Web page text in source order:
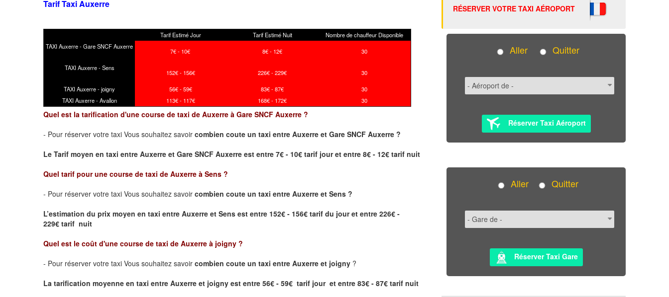
Tarif Taxi Auxerre
Tarif Estimé Jour Tarif Estimé Nuit
Nombre de chauffeur Disponible
TAXI Auxerre - Gare SNCF Auxerre
7€ - 10€ 8€ - 12€ 30
TAXI Auxerre - Sens
152€ - 156€ 226€ - 229€ 30
TAXI Auxerre - joigny 56€ - 59€ 83€ - 87€
30
TAXI Auxerre - Avallon
113€ - 117€ 168€ - 172€ 30
Quel est la tarification d'une course de taxi de Auxerre à Gare SNCF Auxerre ?
- Pour réserver votre taxi Vous souhaitez savoir combien coute un taxi entre Auxerre et Gare SNCF Auxerre ?
Le Tarif moyen en taxi entre Auxerre et Gare SNCF Auxerre est entre 7€ - 10€ tarif jour et entre 8€ - 12€ tarif nuit
Quel tarif pour une course de taxi de Auxerre à Sens ?
- Pour réserver votre taxi Vous souhaitez savoir combien coute un taxi entre Auxerre et Sens ?
L’estimation du prix moyen en taxi entre Auxerre et Sens est entre 152€ - 156€ tarif du jour et entre 226€ -
229€ tarif nuit
Quel est le coût d'une course de taxi de Auxerre à joigny ?
- Pour réserver votre taxi Vous souhaitez savoir combien coute un taxi entre Auxerre et joigny ?
La tarification moyenne en taxi entre Auxerre et joigny est entre 56€ - 59€ tarif jour et entre 83€ - 87€ tarif nuit
RÉSERVER VOTRE TAXI AÉROPORT
Aller Quitter
Réserver Taxi Aéroport
Aller Quitter
Réserver Taxi Gare